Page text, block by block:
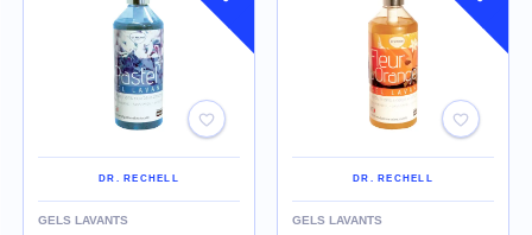
DR. RECHELL
GELS LAVANTS
DR. RECHELL
GELS LAVANTS